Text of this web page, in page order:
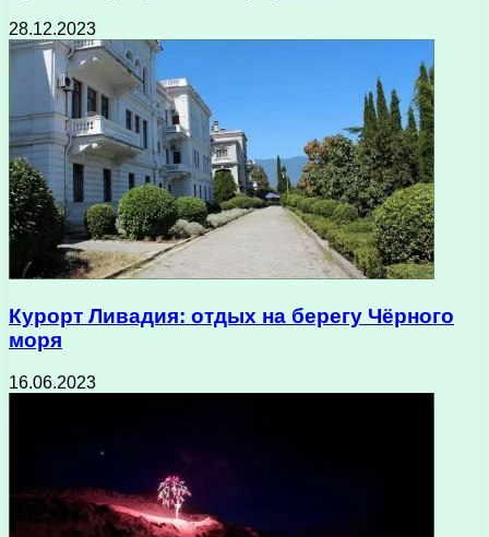
28.12.2023
Курорт Ливадия: отдых на берегу Чёрного
моря
16.06.2023